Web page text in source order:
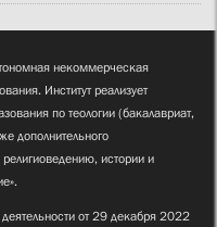
некоммерческая
Институт реализует
по теологии (бакалавриат,
дополнительного
истории и
от 29 декабря 2022